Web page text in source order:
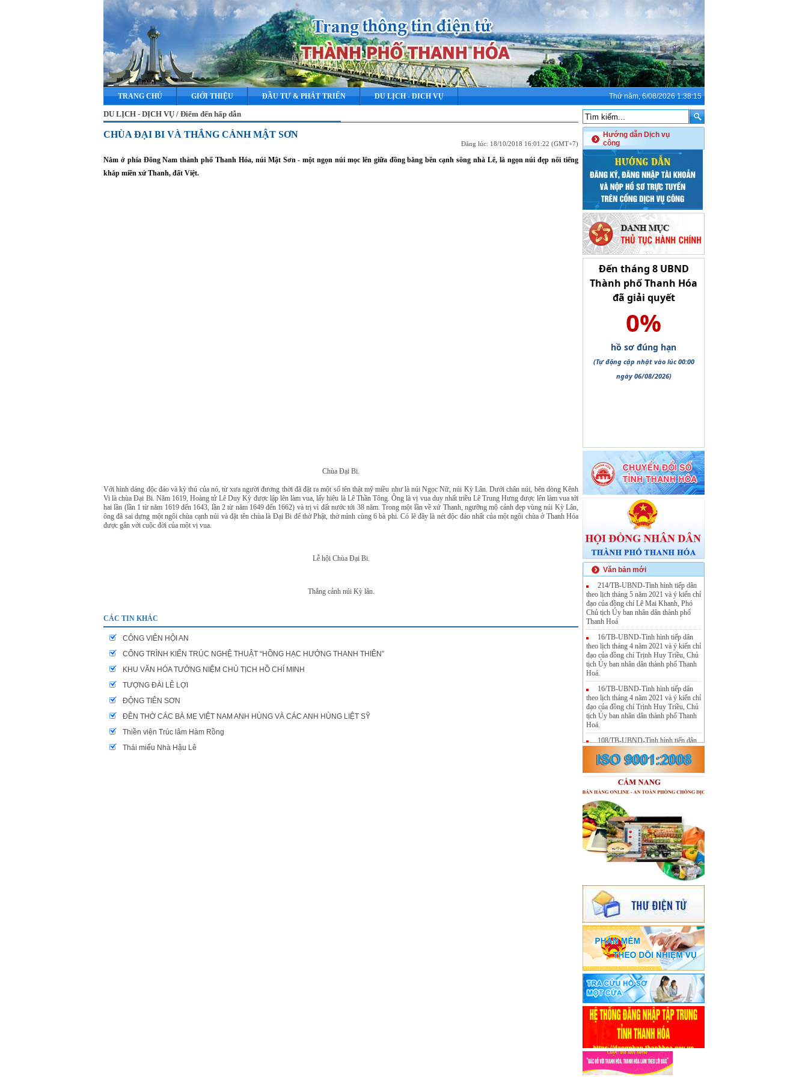
TRANG CHỦ GIỚI THIỆU ĐẦU TƯ & PHÁT TRIỂN DU LỊCH - DICH VỤ Thứ năm, 6/08/2026 1:38:15
DU LỊCH - DỊCH VỤ / Điểm đến hấp dẫn
CHÙA ĐẠI BI VÀ THẮNG CẢNH MẬT SƠN
Đăng lúc: 18/10/2018 16:01:22 (GMT+7)
Nằm ở phía Đông Nam thành phố Thanh Hóa, núi Mật Sơn - một ngọn núi mọc lên giữa đồng bằng bên cạnh sông nhà Lê, là ngọn núi đẹp nổi tiếng
khắp miền xứ Thanh, đất Việt.
Chùa Đại Bi.
Với hình dáng độc đáo và kỳ thú của nó, từ xưa người đương thời đã đặt ra một số tên thật mỹ miều như là núi Ngọc Nữ, núi Kỳ Lân. Dưới chân núi, bên dòng Kênh
Vi là chùa Đại Bi. Năm 1619, Hoàng tử Lê Duy Kỳ được lập lên làm vua, lấy hiệu là Lê Thần Tông. Ông là vị vua duy nhất triều Lê Trung Hưng được lên làm vua tới
hai lần (lần 1 từ năm 1619 đến 1643, lần 2 từ năm 1649 đến 1662) và trị vì đất nước tới 38 năm. Trong một lần về xứ Thanh, ngưỡng mộ cảnh đẹp vùng núi Kỳ Lân,
ông đã sai dựng một ngôi chùa cạnh núi và đặt tên chùa là Đại Bi để thờ Phật, thờ mình cùng 6 bà phi. Có lẽ đây là nét độc đáo nhất của một ngôi chùa ở Thanh Hóa
được gắn với cuộc đời của một vị vua.
Lễ hội Chùa Đại Bi.
Thắng cảnh núi Kỳ lân.
CÁC TIN KHÁC
CÔNG VIÊN HỘI AN
CÔNG TRÌNH KIẾN TRÚC NGHỆ THUẬT “HỒNG HẠC HƯỚNG THANH THIÊN”
KHU VĂN HÓA TƯỞNG NIỆM CHỦ TỊCH HỒ CHÍ MINH
TƯỢNG ĐÀI LÊ LỢI
ĐỘNG TIÊN SƠN
ĐỀN THỜ CÁC BÀ MẸ VIỆT NAM ANH HÙNG VÀ CÁC ANH HÙNG LIỆT SỸ
Thiền viện Trúc lâm Hàm Rồng
Thái miếu Nhà Hậu Lê
Hướng dẫn Dịch vụ
công
Văn bản mới
214/TB-UBND-Tình hình tiếp dân
theo lịch tháng 5 năm 2021 và ý kiến chỉ
đạo của đồng chí Lê Mai Khanh, Phó
Chủ tịch Ủy ban nhân dân thành phố
Thanh Hoá
16/TB-UBND-Tình hình tiếp dân
theo lịch tháng 4 năm 2021 và ý kiến chỉ
đạo của đồng chí Trịnh Huy Triều, Chủ
tịch Ủy ban nhân dân thành phố Thanh
Hoá.
16/TB-UBND-Tình hình tiếp dân
theo lịch tháng 4 năm 2021 và ý kiến chỉ
đạo của đồng chí Trịnh Huy Triều, Chủ
tịch Ủy ban nhân dân thành phố Thanh
Hoá.
108/TB-UBND-Tình hình tiếp dân
đạo của đồng chí Nguyễn Văn Hùng,
Phó Chủ tịch Ủy ban nhân dân thành
phố Thanh Hoá.
756/STC-TCDN-Triển khai Thông
tư số 04/2021/TT-BTC ngày
15/01/2021 của Bộ Tài chính hướng dẫn
NĐ03/2021/CP về bảo hiểm bắt buộc
trách nhiệm dân sự của chủ xe cơ giới.